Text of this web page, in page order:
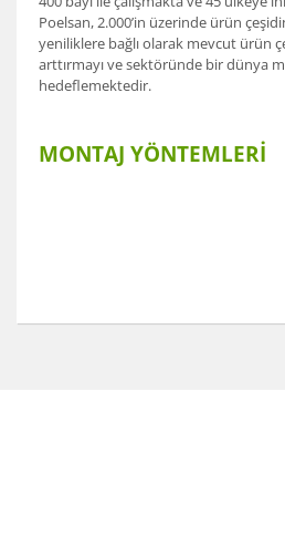
Poelsan, 2.000’in üzerinde ürün
yeniliklere bağlı olarak mevcut ürün
arttırmayı ve sektöründe bir dünya
hedeflemektedir.
MONTAJ YÖNTEMLERİ